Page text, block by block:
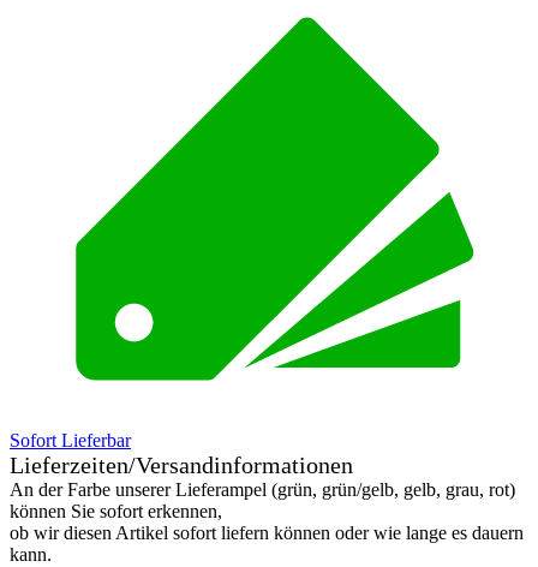
Sofort Lieferbar
Lieferzeiten/Versandinformationen
An der Farbe unserer Lieferampel (grün, grün/gelb, gelb, grau, rot)
können Sie sofort erkennen,
ob wir diesen Artikel sofort liefern können oder wie lange es dauern
kann.